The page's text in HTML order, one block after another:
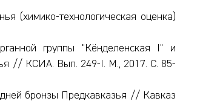
(химико-технологическая оценка)
группы "Кёнделенская I" и
// КСИА. Вып. 249-I. М., 2017. С. 85-
бронзы Предкавказья // Кавказ